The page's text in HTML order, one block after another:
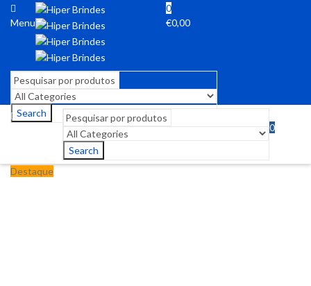
Menu
0
€0,00
Search
Search
0
Destaque